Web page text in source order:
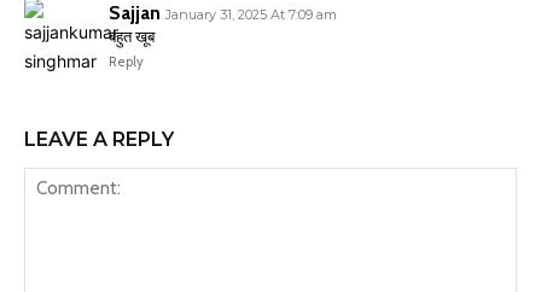
Sajjan January 31, 2025 At 7:09 am
बहुत खूब
Reply
LEAVE A REPLY